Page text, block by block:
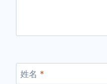
姓名 *